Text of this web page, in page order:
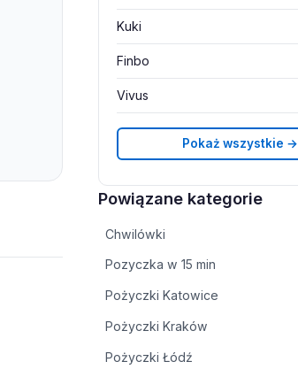
Kuki
Finbo
Vivus
Pokaż wszystkie →
Powiązane kategorie
Chwilówki
Pozyczka w 15 min
Pożyczki Katowice
Pożyczki Kraków
Pożyczki Łódź